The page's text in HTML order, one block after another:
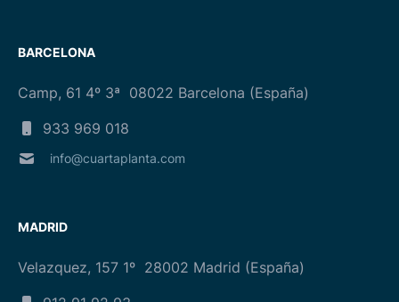
BARCELONA
Camp, 61 4º 3ª 08022 Barcelona (España)
933 969 018
info@cuartaplanta.com
MADRID
Velazquez, 157 1º 28002 Madrid (España)